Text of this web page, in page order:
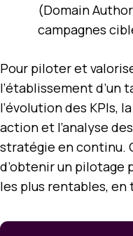
(Domain
campagnes
Pour piloter et
l’établissement d’un
l’évolution des KPIs,
action et l’analyse
stratégie en continu.
d’obtenir un pilotage
les plus rentables,